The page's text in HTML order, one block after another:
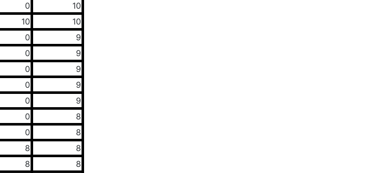
0
10
10
10
0
9
0
9
0
9
0
9
0
9
0
8
0
8
8
8
8
8